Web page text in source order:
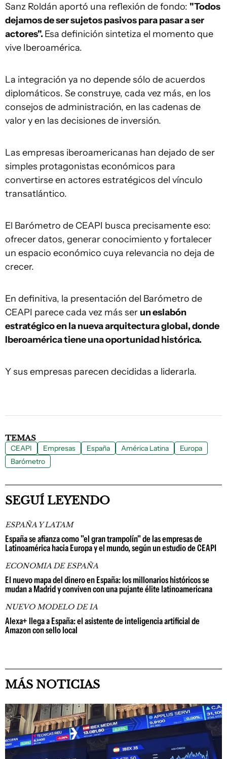
Sanz Roldán aportó una reflexión de fondo: "Todos
dejamos de ser sujetos pasivos para pasar a ser
actores". Esa definición sintetiza el momento que
vive Iberoamérica.
La integración ya no depende sólo de acuerdos
diplomáticos. Se construye, cada vez más, en los
consejos de administración, en las cadenas de
valor y en las decisiones de inversión.
Las empresas iberoamericanas han dejado de ser
simples protagonistas económicos para
convertirse en actores estratégicos del vínculo
transatlántico.
El Barómetro de CEAPI busca precisamente eso:
ofrecer datos, generar conocimiento y fortalecer
un espacio económico cuya relevancia no deja de
crecer.
En definitiva, la presentación del Barómetro de
CEAPI parece cada vez más ser un eslabón
estratégico en la nueva arquitectura global, donde
Iberoamérica tiene una oportunidad histórica.
Y sus empresas parecen decididas a liderarla.
TEMAS
CEAPI Empresas España América Latina
Europa
Barómetro
SEGUÍ LEYENDO
ESPAÑA Y LATAM
España se afianza como "el gran trampolín" de las empresas de
Latinoamérica hacia Europa y el mundo, según un estudio de CEAPI
ECONOMIA DE ESPAÑA
El nuevo mapa del dinero en España: los millonarios históricos se
mudan a Madrid y conviven con una pujante élite latinoamericana
NUEVO MODELO DE IA
Alexa+ llega a España: el asistente de inteligencia artificial de
Amazon con sello local
MÁS NOTICIAS